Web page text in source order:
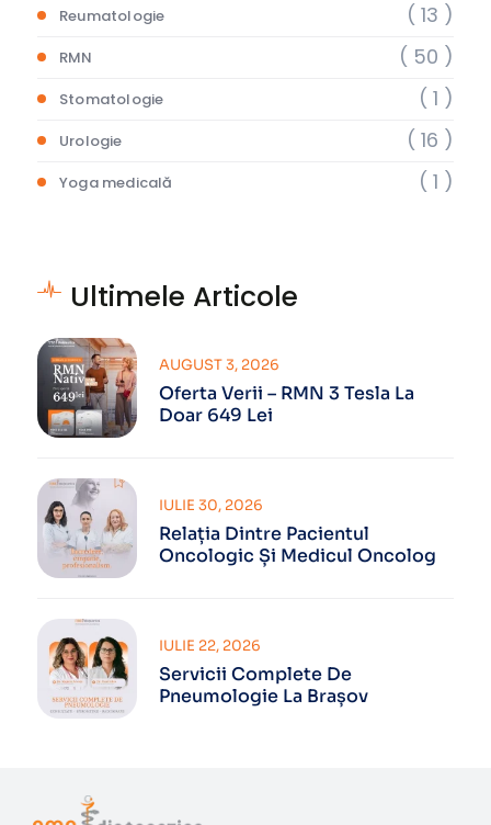
Reumatologie ( 13 )
RMN ( 50 )
Stomatologie ( 1 )
Urologie ( 16 )
Yoga medicală ( 1 )
Ultimele Articole
Oferta Verii – RMN 3 Tesla La
Doar 649 Lei
AUGUST 3, 2026
Relația Dintre Pacientul
Oncologic Și Medicul Oncolog
IULIE 30, 2026
Servicii Complete De
Pneumologie La Brașov
IULIE 22, 2026